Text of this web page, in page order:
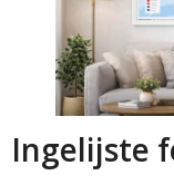
Ingelijste